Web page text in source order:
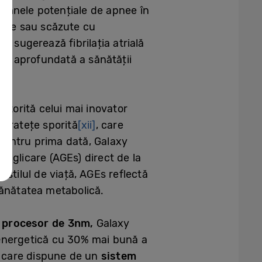
potențiale de apnee în
sau scăzute cu
sugerează fibrilația atrială
aprofundată a sănătății
celui mai inovator
sporită[xii], care
prima dată, Galaxy
glicare (AGEs) direct de la
stilul de viață, AGEs reflectă
metabolică.
procesor de 3nm, Galaxy
cu 30% mai bună a
dispune de un sistem